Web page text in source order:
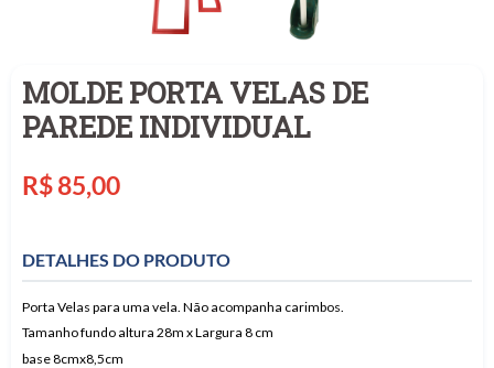
MOLDE PORTA VELAS DE
PAREDE INDIVIDUAL
Preço
R$ 85,00
DETALHES DO PRODUTO
Porta Velas para uma vela. Não acompanha carimbos.
Tamanho fundo altura 28m x Largura 8 cm
base 8cmx8,5cm